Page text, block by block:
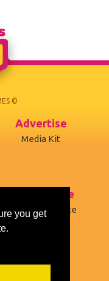
you get
©
Advertise
Media Kit
Terms of use
Terms of Service
Privacy Policy